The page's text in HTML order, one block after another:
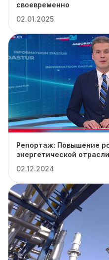
своевременно
02.01.2025
Репортаж: Повышение
энергетической
02.12.2024